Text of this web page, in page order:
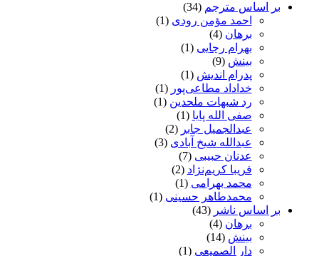
بر اساس مترجم (34)
احمد مؤمن رودی (1)
برهان (4)
بهرام رجایی (1)
بینش (9)
پدرام اندیش (1)
خداداد مطاعی‌پور (1)
رد شبهات ملحدین (1)
صفی الله پایا (1)
عبدالجمیل جابر (2)
عبدالله شیخ آبادی (3)
عدنان حبیبی (7)
فریبا کریم‌نژاد (2)
محمد بهرامی (1)
محمدطاهر حسینی (1)
بر اساس ناشر (43)
برهان (4)
بینش (14)
دار الصمیعی (1)